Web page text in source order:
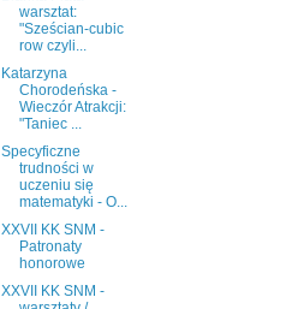
warsztat:
"Sześcian-cubic
row czyli...
Katarzyna
Chorodeńska -
Wieczór Atrakcji:
"Taniec ...
Specyficzne
trudności w
uczeniu się
matematyki - O...
XXVII KK SNM -
Patronaty
honorowe
XXVII KK SNM -